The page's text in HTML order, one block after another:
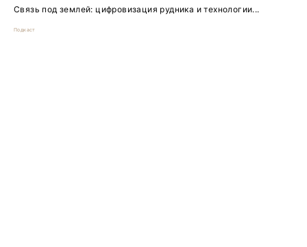
Связь под землей: цифровизация рудника и технологии...
Подкаст